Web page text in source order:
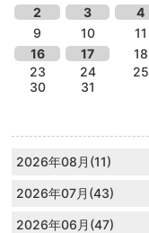
2
3 4
9
10 11
16
17 18
23
24 25
30
31
2026年08月(11)
2026年07月(43)
2026年06月(47)